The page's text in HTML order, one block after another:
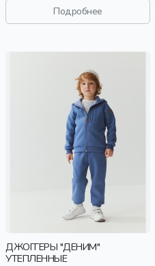
Подробнее
ДЖОГГЕРЫ "ДЕНИМ"
УТЕПЛЕННЫЕ